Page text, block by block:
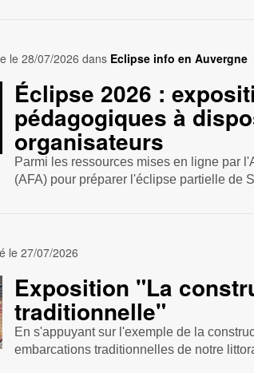
le28/07/2026 dans Eclipse info en Auvergne
Éclipse 2026 :
pédagogiques à
organisateurs
Parmi les ressources mises en ligne par
(AFA) pour préparer l'éclipse partielle de
le27/07/2026
Exposition "La
traditionnelle"
En s'appuyant sur l'exemple de la
embarcations traditionnelles de notre